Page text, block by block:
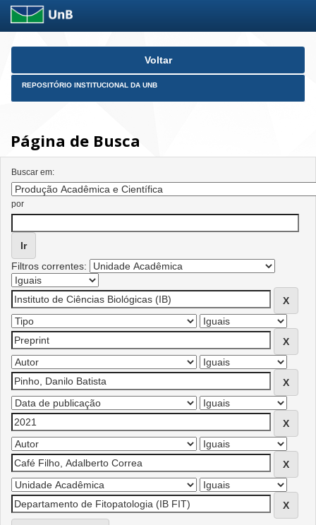
Skip
Voltar
REPOSITÓRIO INSTITUCIONAL DA UNB
Página de Busca
Buscar em:
por
Filtros correntes: